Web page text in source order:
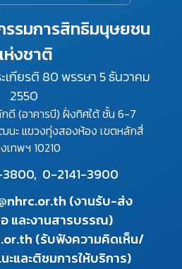
รมการสิทธิมนุษยชน
ห่งชาติ
เกียรติ 80 พรรษา 5 ธันวาคม
2550
ดี (อาคารบี) ฝั่งทิศใต้ ชั้น 6-7
นะ แขวงทุ่งสองห้อง เขตหลักสี่
เทพฯ 10210
0-2141-3900
(งานรับ-ส่ง
และงานสารบรรณ)
(รับฟังความคิดเห็น/
ะและติชมการให้บริการ)